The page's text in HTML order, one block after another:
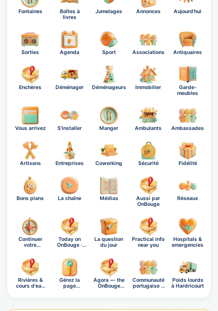
Fontaines
Boîtes à
livres
Jumelages Annonces Aujourd'hui
Sorties Agenda Sport Associations Antiquaires
Enchères Déménager Déménageurs Immobilier
Garde-
meubles
Vous arrivez S'installer Manger Ambulants Ambassades
Artisans Entreprises Coworking Sécurité Fidélité
Bons plans La chaîne Médias
Aussi par
OnBouge
Réseaux
Continuer
votre
Today on
OnBouge ·
La question
du jour
Practical info
near you
Hospitals &
emergencies
Rivières &
cours d'eau
Gérez la
page
Ágora — the
OnBouge
Communauté
portugaise à
Poids lourds
à Hardricourt